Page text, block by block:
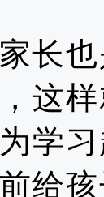
长
这
学
给